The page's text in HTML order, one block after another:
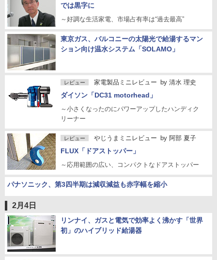
では黒字に
～好調な生活家電、市場占有率は“過去最高”
東京ガス、バルコニーの太陽光で給湯するマン
ション向け温水システム「SOLAMO」
レビュー 家電製品ミニレビュー by 清水 理史
ダイソン「DC31 motorhead」
～小さくなったのにパワーアップしたハンディク
リーナー
レビュー やじうまミニレビュー by 阿部 夏子
FLUX「ドアストッパー」
～応用範囲の広い、コンパクトなドアストッパー
パナソニック、第3四半期は減収減益も赤字幅を縮小
2月4日
リンナイ、ガスと電気で効率よく沸かす「世界
初」のハイブリッド給湯器